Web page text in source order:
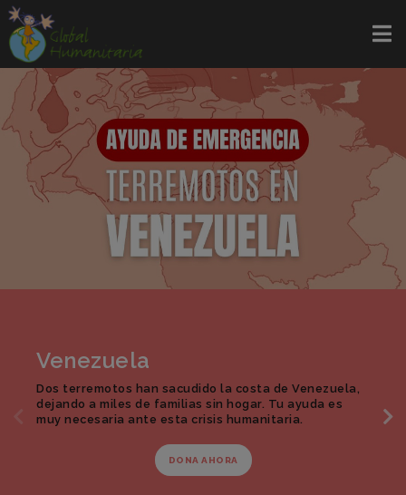
Venezuela
Dos terremotos han sacudido la costa de Venezuela,
dejando a miles de familias sin hogar. Tu ayuda es
muy necesaria ante esta crisis humanitaria.
DONA AHORA